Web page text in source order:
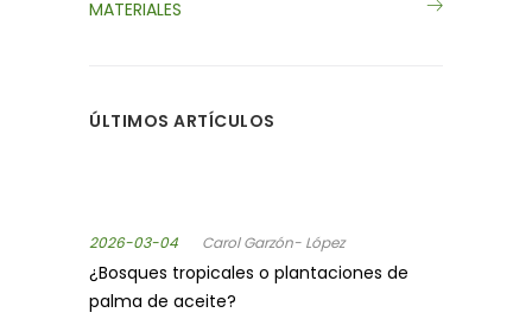
MATERIALES
ÚLTIMOS ARTÍCULOS
2026-03-04 Carol Garzón- López
¿Bosques tropicales o plantaciones de
palma de aceite?